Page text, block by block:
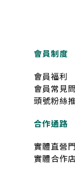
會員制度
會員福利
會員常見
頭號粉絲
合作通路
實體直營
實體合作